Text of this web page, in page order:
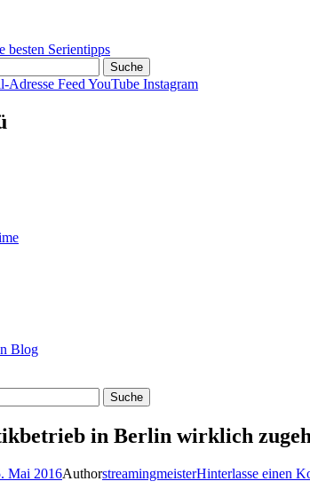
– die besten
Serientipps, Kritiken und
Adresse FeedYouTube Instagram
Blog
in Berlin wirklich
Mai 2016AuthorstreamingmeisterHinterlasse einen